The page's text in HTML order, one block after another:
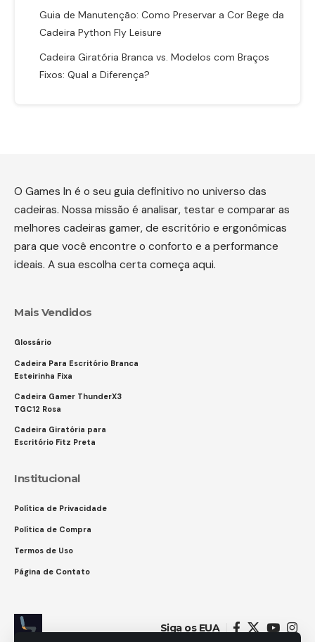
Guia de Manutenção: Como Preservar a Cor Bege da
Cadeira Python Fly Leisure
Cadeira Giratória Branca vs. Modelos com Braços
Fixos: Qual a Diferença?
O Games In é o seu guia definitivo no universo das
cadeiras. Nossa missão é analisar, testar e comparar as
melhores cadeiras gamer, de escritório e ergonômicas
para que você encontre o conforto e a performance
ideais. A sua escolha certa começa aqui.
Mais Vendidos
Glossário
Cadeira Para Escritório Branca
Esteirinha Fixa
Cadeira Gamer ThunderX3
TGC12 Rosa
Cadeira Giratória para
Escritório Fitz Preta
Institucional
Política de Privacidade
Política de Compra
Termos de Uso
Página de Contato
Siga os EUA